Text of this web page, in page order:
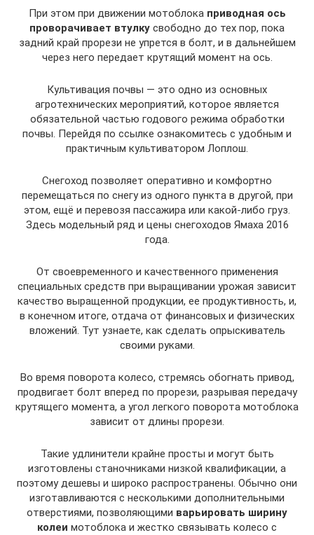
При этом при движении мотоблока приводная ось
проворачивает втулку свободно до тех пор, пока
задний край прорези не упрется в болт, и в дальнейшем
через него передает крутящий момент на ось.
Культивация почвы — это одно из основных
агротехнических мероприятий, которое является
обязательной частью годового режима обработки
почвы. Перейдя по ссылке ознакомитесь с удобным и
практичным культиватором Лоплош.
Снегоход позволяет оперативно и комфортно
перемещаться по снегу из одного пункта в другой, при
этом, ещё и перевозя пассажира или какой-либо груз.
Здесь модельный ряд и цены снегоходов Ямаха 2016
года.
От своевременного и качественного применения
специальных средств при выращивании урожая зависит
качество выращенной продукции, ее продуктивность, и,
в конечном итоге, отдача от финансовых и физических
вложений. Тут узнаете, как сделать опрыскиватель
своими руками.
Во время поворота колесо, стремясь обогнать привод,
продвигает болт вперед по прорези, разрывая передачу
крутящего момента, а угол легкого поворота мотоблока
зависит от длины прорези.
Такие удлинители крайне просты и могут быть
изготовлены станочниками низкой квалификации, а
поэтому дешевы и широко распространены. Обычно они
изготавливаются с несколькими дополнительными
отверстиями, позволяющими варьировать ширину
колеи мотоблока и жестко связывать колесо с